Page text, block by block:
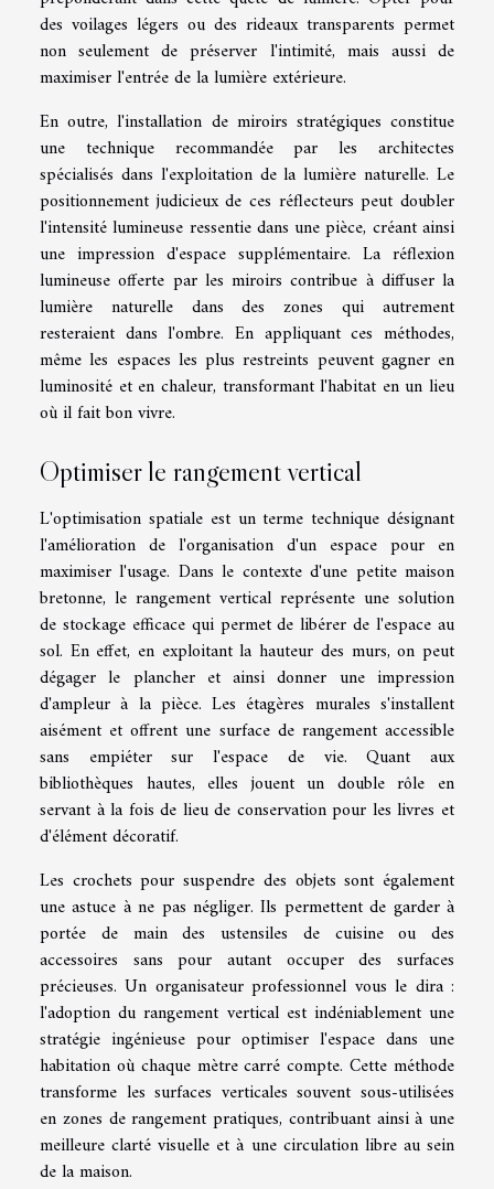
des voilages légers ou des rideaux transparents permet
non seulement de préserver l'intimité, mais aussi de
maximiser l'entrée de la lumière extérieure.
En outre, l'installation de miroirs stratégiques constitue
une technique recommandée par les architectes
spécialisés dans l'exploitation de la lumière naturelle. Le
positionnement judicieux de ces réflecteurs peut doubler
l'intensité lumineuse ressentie dans une pièce, créant ainsi
une impression d'espace supplémentaire. La réflexion
lumineuse offerte par les miroirs contribue à diffuser la
lumière naturelle dans des zones qui autrement
resteraient dans l'ombre. En appliquant ces méthodes,
même les espaces les plus restreints peuvent gagner en
luminosité et en chaleur, transformant l'habitat en un lieu
où il fait bon vivre.
Optimiser le rangement vertical
L'optimisation spatiale est un terme technique désignant
l'amélioration de l'organisation d'un espace pour en
maximiser l'usage. Dans le contexte d'une petite maison
bretonne, le rangement vertical représente une solution
de stockage efficace qui permet de libérer de l'espace au
sol. En effet, en exploitant la hauteur des murs, on peut
dégager le plancher et ainsi donner une impression
d'ampleur à la pièce. Les étagères murales s'installent
aisément et offrent une surface de rangement accessible
sans empiéter sur l'espace de vie. Quant aux
bibliothèques hautes, elles jouent un double rôle en
servant à la fois de lieu de conservation pour les livres et
d'élément décoratif.
Les crochets pour suspendre des objets sont également
une astuce à ne pas négliger. Ils permettent de garder à
portée de main des ustensiles de cuisine ou des
accessoires sans pour autant occuper des surfaces
précieuses. Un organisateur professionnel vous le dira :
l'adoption du rangement vertical est indéniablement une
stratégie ingénieuse pour optimiser l'espace dans une
habitation où chaque mètre carré compte. Cette méthode
transforme les surfaces verticales souvent sous-utilisées
en zones de rangement pratiques, contribuant ainsi à une
meilleure clarté visuelle et à une circulation libre au sein
de la maison.